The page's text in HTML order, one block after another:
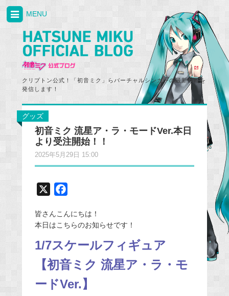
クリプトン公式！「初音ミク」らバーチャルシンガーの最新情報を
発信します！
MENU
グッズ
初音ミク 流星ア・ラ・モードVer.本日
より受注開始！！
2025年5月29日 15:00
c
e
b
o
k
皆さんこんにちは！
本日はこちらのお知らせです！
1/7スケールフィギュア
【初音ミク 流星ア・ラ・モ
ードVer.】